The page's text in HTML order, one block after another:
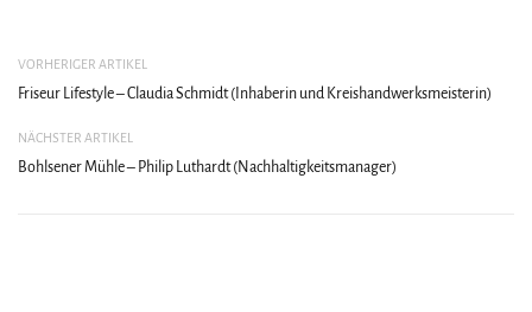
VORHERIGER ARTIKEL
Friseur Lifestyle – Claudia Schmidt (Inhaberin und Kreishandwerksmeisterin)
NÄCHSTER ARTIKEL
Bohlsener Mühle – Philip Luthardt (Nachhaltigkeitsmanager)